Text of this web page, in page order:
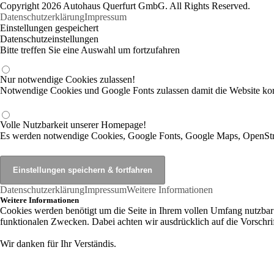
Copyright 2026 Autohaus Querfurt GmbG. All Rights Reserved.
DatenschutzerklärungImpressum
Einstellungen gespeichert
Datenschutzeinstellungen
Bitte treffen Sie eine Auswahl um fortzufahren
Nur notwendige Cookies zulassen!
Notwendige Cookies und Google Fonts zulassen damit die Website
Volle Nutzbarkeit unserer Homepage!
Es werden notwendige Cookies, Google Fonts, Google Maps,
DatenschutzerklärungImpressumWeitere Informationen
Weitere Informationen
Cookies werden benötigt um die Seite in Ihrem vollen Umfang
funktionalen Zwecken. Dabei achten wir ausdrücklich auf die
Wir danken für Ihr Verständis.